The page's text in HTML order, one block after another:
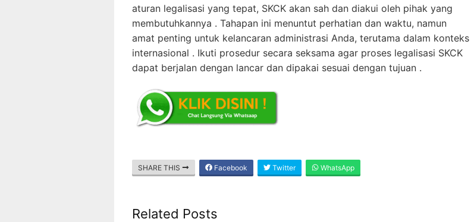
aturan legalisasi yang tepat, SKCK akan sah dan diakui oleh pihak yang
membutuhkannya . Tahapan ini menuntut perhatian dan waktu, namun
amat penting untuk kelancaran administrasi Anda, terutama dalam konteks
internasional . Ikuti prosedur secara seksama agar proses legalisasi SKCK
dapat berjalan dengan lancar dan dipakai sesuai dengan tujuan .
SHARE THIS Facebook Twitter WhatsApp
Related Posts